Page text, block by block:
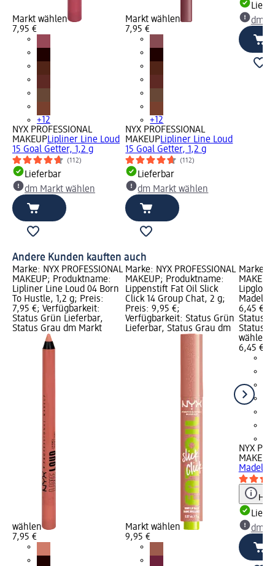
Markt wählen
7,95 €
+12
NYX PROFESSIONAL
MAKEUPLipliner Line Loud
15 Goal Getter, 1,2 g
(112)
Lieferbar
dm Markt wählen
Markt wählen
7,95 €
+12
NYX PROFESSIONAL
MAKEUPLipliner Line Loud
15 Goal Getter, 1,2 g
(112)
Lieferbar
dm Markt wählen
dm
Andere Kunden kauften auch
Marke: NYX PROFESSIONAL
MAKEUP; Produktname:
Lipliner Line Loud 04 Born
To Hustle, 1,2 g; Preis:
7,95 €; Verfügbarkeit:
Status Grün Lieferbar,
Status Grau dm Markt
wählen
7,95 €
Marke: NYX PROFESSIONAL
MAKEUP; Produktname:
Lippenstift Fat Oil Slick
Click 14 Group Chat, 2 g;
Preis: 9,95 €;
Verfügbarkeit: Status Grün
Lieferbar, Status Grau dm
Markt wählen
9,95 €
Marke:
Lipgloss
6,45 €;
Status
Status
wählen
6,45 €
NYX
MAKEUP
dm